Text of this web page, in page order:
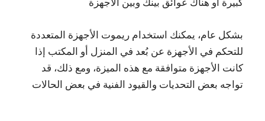
بشكل عام، يمكنك استخدام ريموت الأجهزة المتعددة
للتحكم في الأجهزة عن بُعد في المنزل أو المكتب إذا
كانت الأجهزة متوافقة مع هذه الميزة، ومع ذلك، قد
تواجه بعض التحديات والقيود الفنية في بعض الحالات